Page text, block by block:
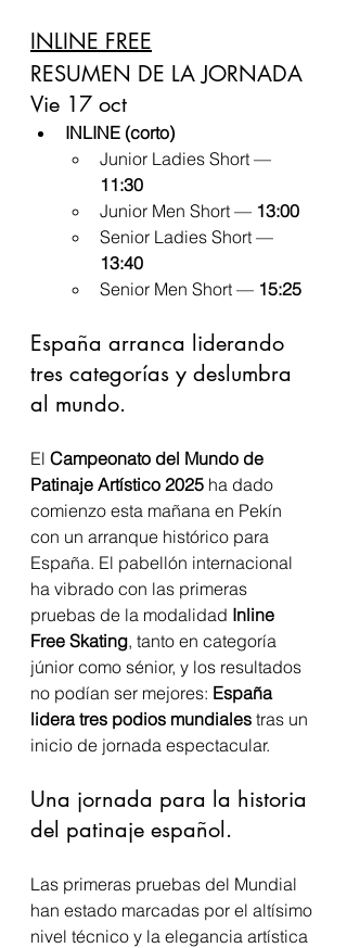
INLINE FREE
RESUMEN DE LA JORNADA
Vie 17 oct
INLINE (corto)
Junior Ladies Short —
11:30
Junior Men Short — 13:00
Senior Ladies Short —
13:40
Senior Men Short — 15:25
España arranca liderando
tres categorías y deslumbra
al mundo.
El Campeonato del Mundo de
Patinaje Artístico 2025 ha dado
comienzo esta mañana en Pekín
con un arranque histórico para
España. El pabellón internacional
ha vibrado con las primeras
pruebas de la modalidad Inline
Free Skating, tanto en categoría
júnior como sénior, y los resultados
no podían ser mejores: España
lidera tres podios mundiales tras un
inicio de jornada espectacular.
Una jornada para la historia
del patinaje español.
Las primeras pruebas del Mundial
han estado marcadas por el altísimo
nivel técnico y la elegancia artística